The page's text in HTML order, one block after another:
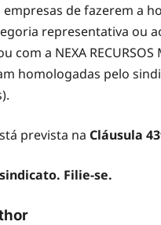
de fazerem a
representativa ou
com a NEXA
homologadas pelo
prevista na Cláusula
Filie-se.